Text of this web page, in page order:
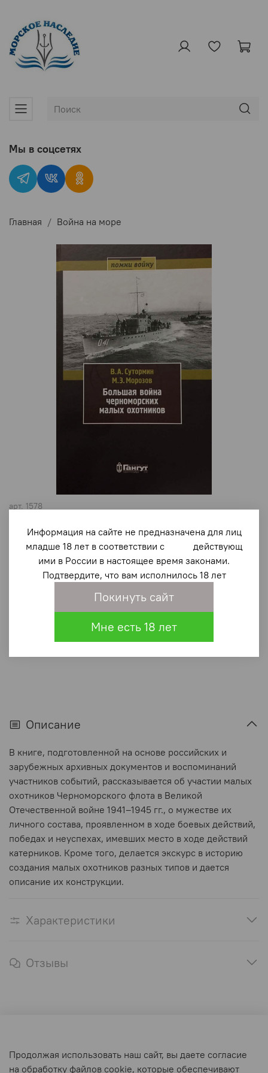
Главная Война на море
арт. 1578
Большая война черноморских малых охотников
1 640 ₽
В корзину
Описание
В книге, подготовленной на основе российских и
зарубежных архивных документов и воспоминаний
участников событий, рассказывается об участии малых
охотников Черноморского флота в Великой
Отечественной войне 1941–1945 гг., о мужестве их
личного состава, проявленном в ходе боевых действий,
победах и неуспехах, имевших место в ходе действий
катерников. Кроме того, делается экскурс в историю
создания малых охотников разных типов и дается
описание их конструкции.
Характеристики
Отзывы
Мы в соцсетях
Пользовательское соглашение
Продолжая использовать наш сайт, вы даете согласие
на обработку файлов cookie, которые обеспечивают
Информация на сайте не предназначена для лиц
младше 18 лет в соответствии с действующ
ими в России в настоящее время законами.
Подтвердите, что вам исполнилось 18 лет
Покинуть сайт
Мне есть 18 лет